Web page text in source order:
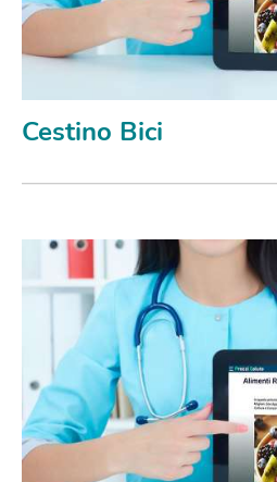
Cestino Bici